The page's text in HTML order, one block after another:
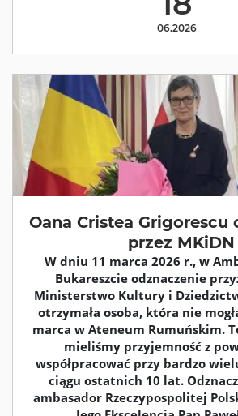
06.2026
Oana Cristea Grigorescu
przez MKiDN
W dniu 11 marca 2026 r., w
Bukareszcie odznaczenie
Ministerstwo Kultury i
otrzymała osoba, która nie
marca w Ateneum Rumuńskim.
mieliśmy przyjemność z
współpracować przy bardzo
ciągu ostatnich 10 lat.
ambasador Rzeczypospolitej